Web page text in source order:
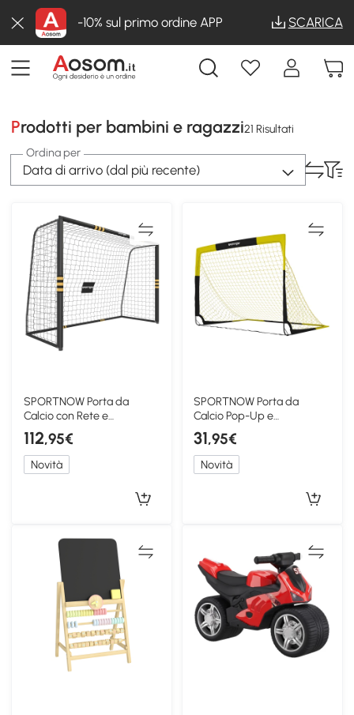
-10% sul primo ordine APP SCARICA
Prodotti per bambini e ragazzi21 Risultati
Ordina per
Data di arrivo (dal più recente)
SPORTNOW Porta da
Calcio con Rete e
Imbottitura, Giallo
112,95€
Novità
SPORTNOW Porta da
Calcio Pop-Up e
Pieghevole, Giallo
31,95€
Novità